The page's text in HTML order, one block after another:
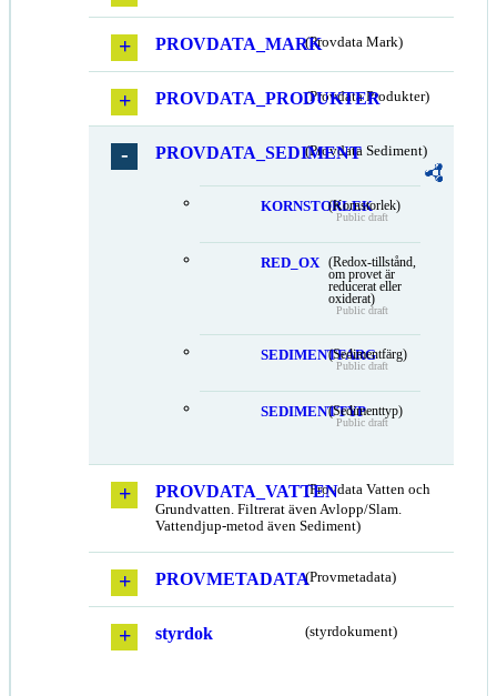
PROVDATA_MARK(Provdata Mark)
PROVDATA_PRODUKTER
(Provdata Produkter)
PROVDATA_SEDIMENT(Provdata Sediment)
KORNSTORLEK
(Kornstorlek)
Public draft
RED_OX
(Redox-tillstånd,
om provet är
reducerat eller
oxiderat)
Public draft
SEDIMENTFARG
(Sedimentfärg)
Public draft
SEDIMENTTYP(Sedimenttyp)
Public draft
PROVDATA_VATTEN(Provdata Vatten och
Grundvatten. Filtrerat även Avlopp/Slam.
Vattendjup-metod även Sediment)
PROVMETADATA(Provmetadata)
styrdok (styrdokument)